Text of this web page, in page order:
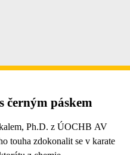
černým páskem
Ph.D. z ÚOCHB AV
touha zdokonalit se v karate